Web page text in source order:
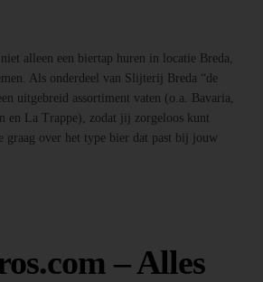
alleen een biertap huren in locatie Breda,
Als onderdeel van Slijterij Breda “de
uitgebreid assortiment vaten (o.a. Bavaria,
en La Trappe), zodat jij zorgeloos kunt
graag over het type bier dat past bij jouw
– Alles